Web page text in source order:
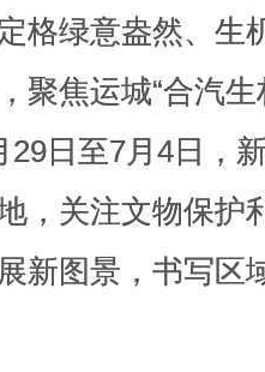
日至7月4日，
，关注文物保护
新图景，书写区
定格绿意盎然、生
聚焦运城“合汽
日至7月4日，
，关注文物保护
新图景，书写区